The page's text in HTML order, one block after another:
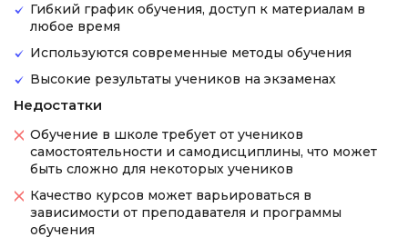
Гибкий график обучения, доступ к материалам в
любое время
Используются современные методы обучения
Высокие результаты учеников на экзаменах
Недостатки
Обучение в школе требует от учеников
самостоятельности и самодисциплины, что может
быть сложно для некоторых учеников
Качество курсов может варьироваться в
зависимости от преподавателя и программы
обучения